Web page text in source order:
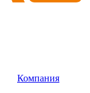
Компания